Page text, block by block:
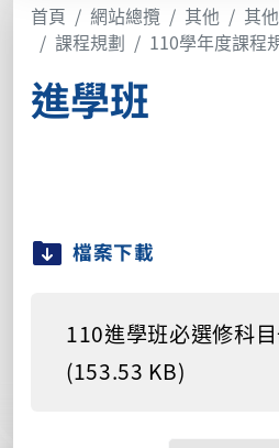
首頁 網站總攬 其他 其他
課程規劃
110學年度課程
進學班
檔案下載
110進學班必選修科
(153.53 KB)